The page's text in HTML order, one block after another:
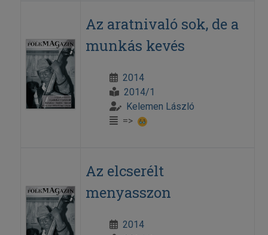
Az aratnivaló sok, de a
munkás kevés
2014
2014/1
Kelemen László
=>
Az elcserélt
menyasszon
2014